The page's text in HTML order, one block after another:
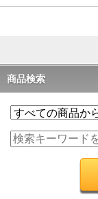
商品検索